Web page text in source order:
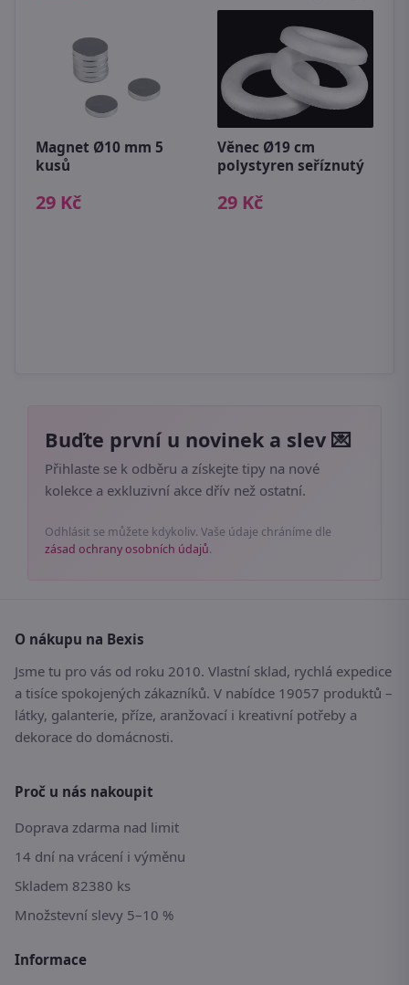
Magnet Ø10 mm 5
kusů
29 Kč
Věnec Ø19 cm
polystyren seříznutý
29 Kč
Buďte první u novinek a slev 💌
Přihlaste se k odběru a získejte tipy na nové
kolekce a exkluzivní akce dřív než ostatní.
Odhlásit se můžete kdykoliv. Vaše údaje chráníme dle
zásad ochrany osobních údajů.
O nákupu na Bexis
Jsme tu pro vás od roku 2010. Vlastní sklad, rychlá expedice
a tisíce spokojených zákazníků. V nabídce 19057 produktů –
látky, galanterie, příze, aranžovací i kreativní potřeby a
dekorace do domácnosti.
Proč u nás nakoupit
Doprava zdarma nad limit
14 dní na vrácení i výměnu
Skladem 82380 ks
Množstevní slevy 5–10 %
Informace